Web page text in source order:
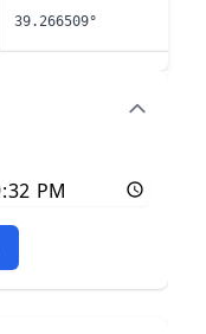
39.266509°